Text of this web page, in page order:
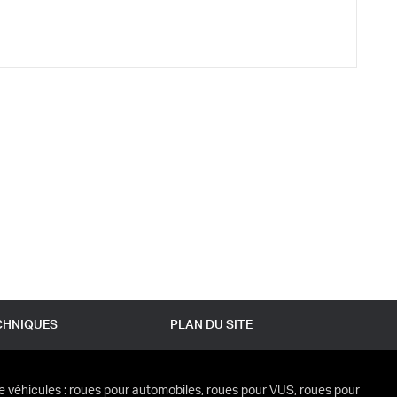
PLAN DU SITE
véhicules : roues pour automobiles, roues pour VUS, roues pour